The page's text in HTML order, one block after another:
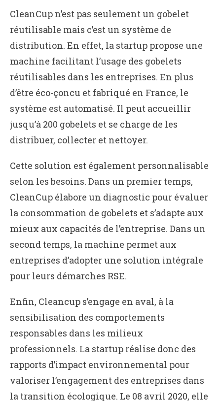
CleanCup n’est pas seulement un gobelet
réutilisable mais c’est un système de
distribution. En effet, la startup propose une
machine facilitant l’usage des gobelets
réutilisables dans les entreprises. En plus
d’être éco-çoncu et fabriqué en France, le
système est automatisé. Il peut accueillir
jusqu’à 200 gobelets et se charge de les
distribuer, collecter et nettoyer.
Cette solution est également personnalisable
selon les besoins. Dans un premier temps,
CleanCup élabore un diagnostic pour évaluer
la consommation de gobelets et s’adapte aux
mieux aux capacités de l’entreprise. Dans un
second temps, la machine permet aux
entreprises d’adopter une solution intégrale
pour leurs démarches RSE.
Enfin, Cleancup s’engage en aval, à la
sensibilisation des comportements
responsables dans les milieux
professionnels. La startup réalise donc des
rapports d’impact environnemental pour
valoriser l’engagement des entreprises dans
la transition écologique. Le 08 avril 2020, elle